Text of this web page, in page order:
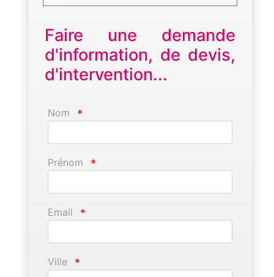
Faire une demande
d'information, de devis,
d'intervention...
Nom *
Prénom *
Email *
Ville *